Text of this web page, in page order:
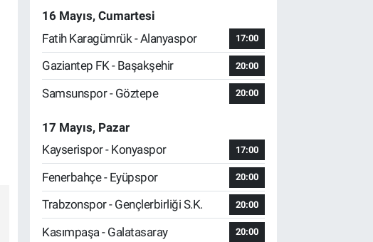
16 Mayıs, Cumartesi
Fatih Karagümrük - Alanyaspor
17:00
Gaziantep FK - Başakşehir 20:00
Samsunspor - Göztepe 20:00
17 Mayıs, Pazar
Kayserispor - Konyaspor
17:00
Fenerbahçe - Eyüpspor 20:00
Trabzonspor - Gençlerbirliği S.K. 20:00
Kasımpaşa - Galatasaray 20:00